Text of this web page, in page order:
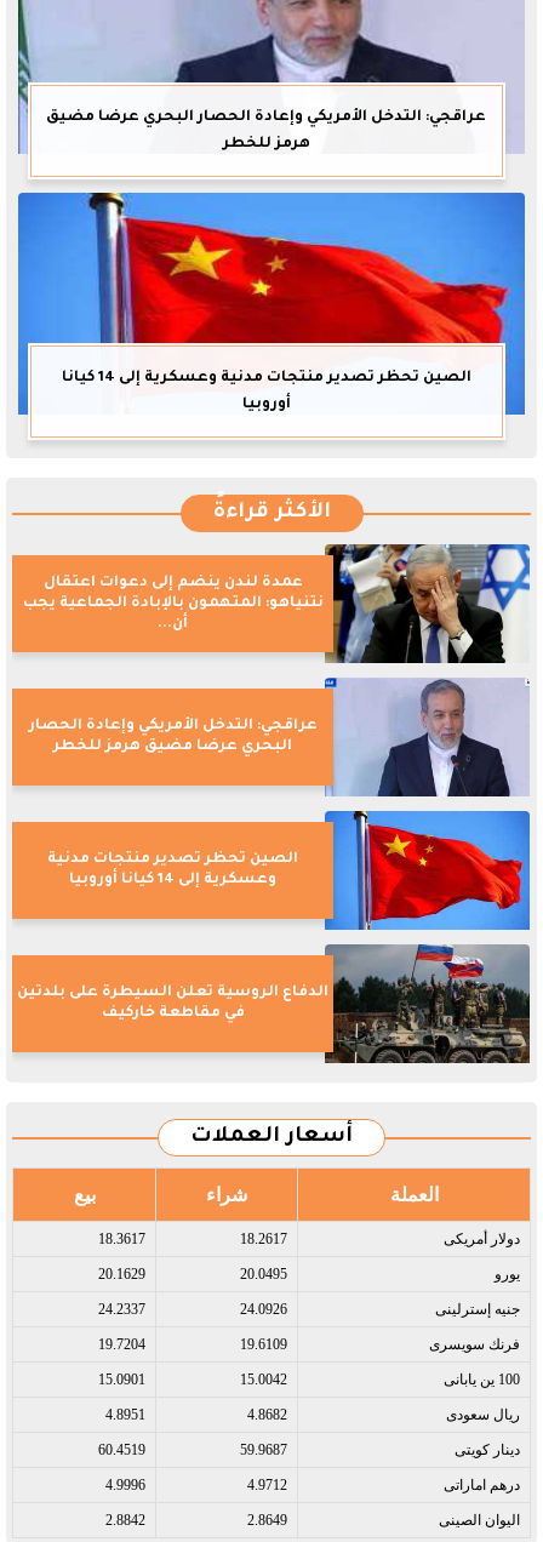
عراقجي: التدخل الأمريكي وإعادة الحصار البحري عرضا مضيق
هرمز للخطر
الصين تحظر تصدير منتجات مدنية وعسكرية إلى 14 كيانا
أوروبيا
الأكثر قراءةً
عمدة لندن ينضم إلى دعوات اعتقال
نتنياهو: المتهمون بالإبادة الجماعية يجب
أن...
عراقجي: التدخل الأمريكي وإعادة الحصار
البحري عرضا مضيق هرمز للخطر
الصين تحظر تصدير منتجات مدنية
وعسكرية إلى 14 كيانا أوروبيا
الدفاع الروسية تعلن السيطرة على بلدتين
في مقاطعة خاركيف
أسعار العملات
العملة شراء بيع
دولار أمريكى​ 18.2617
18.3617
يورو​ 20.0495
20.1629
جنيه إسترلينى​ 24.0926
24.2337
فرنك سويسرى​ 19.6109
19.7204
100 ين يابانى​ 15.0042
15.0901
ريال سعودى​ 4.8682
4.8951
دينار كويتى​ 59.9687
60.4519
درهم اماراتى​ 4.9712
4.9996
اليوان الصينى​ 2.8649
2.8842